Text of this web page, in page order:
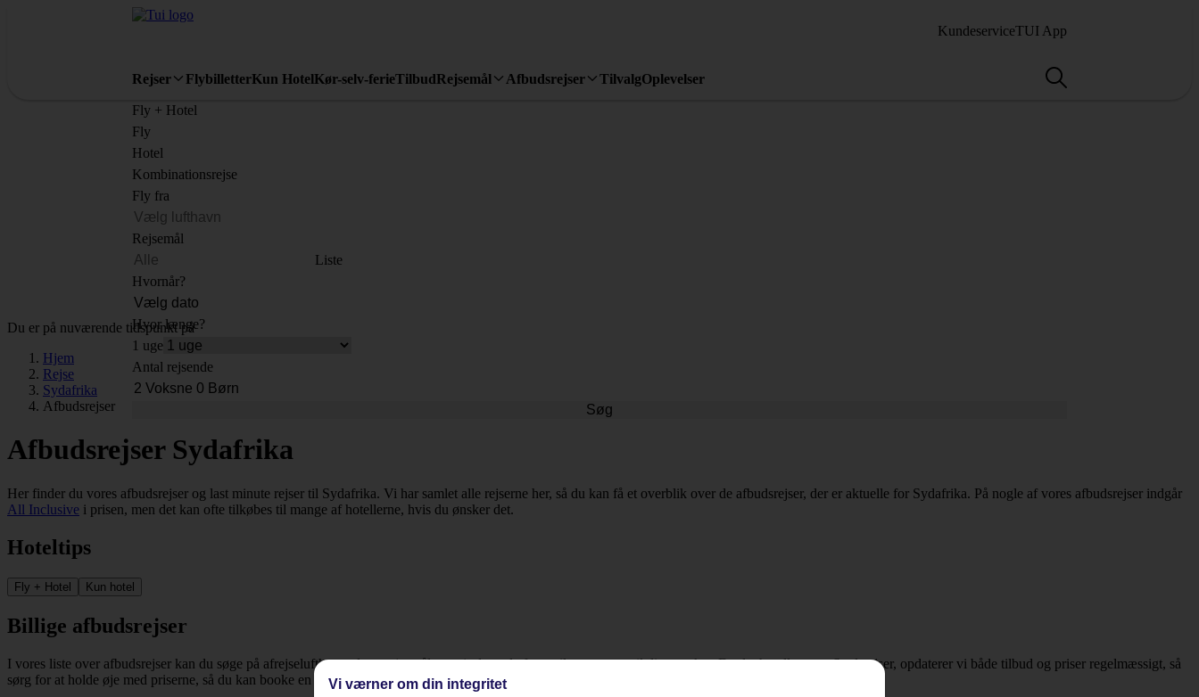
KundeserviceTUI App
Rejser FlybilletterKun HotelKør-selv-ferieTilbudRejsemål Afbudsrejser TilvalgOplevelser
Fly + Hotel
Fly
Hotel
Kombinationsrejse
Fly fra
Rejsemål
Liste
Hvornår?
Hvor længe?
1 uge
Antal rejsende
Søg
Du er på nuværende tidspunkt på
Hjem
Rejse
Sydafrika
Afbudsrejser
Afbudsrejser Sydafrika
Her finder du vores afbudsrejser og last minute rejser til Sydafrika. Vi har samlet alle rejserne her, så du kan få et overblik over de afbudsrejser, der er aktuelle for Sydafrika. På nogle af vores afbudsrejser indgår
All Inclusive i prisen, men det kan ofte tilkøbes til mange af hotellerne, hvis du ønsker det.
Hoteltips
Fly + Hotel Kun hotel
Billige afbudsrejser
I vores liste over afbudsrejser kan du søge på afrejselufthavn, dato, rejsemål og rejselængde for at tilpasse turen til dine ønsker. Da det handler om afbudsrejser, opdaterer vi både tilbud og priser regelmæssigt, så
sørg for at holde øje med priserne, så du kan booke en billig rejse til Sydafrika.
Vi værner om din integritet